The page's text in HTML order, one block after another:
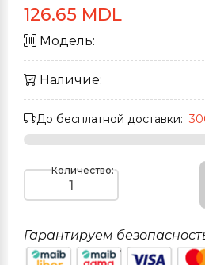
126.65 MDL
Модель:
Наличие:
До бесплатной доставки:
Количество:
Гарантируем